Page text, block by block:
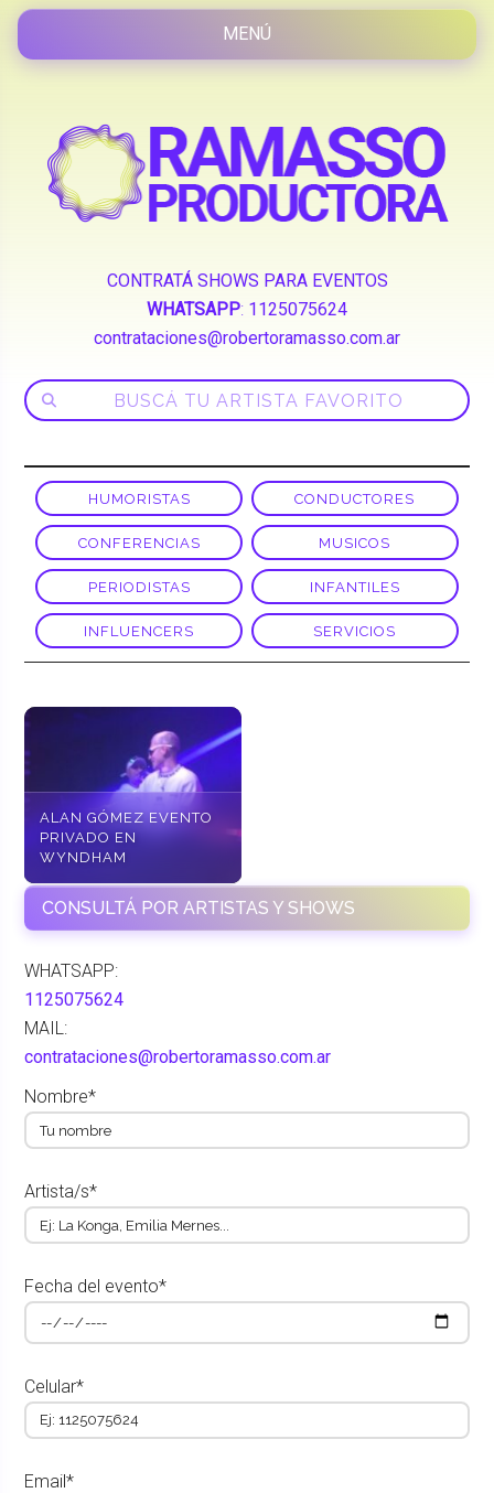
CONTRATÁ SHOWS PARA EVENTOS
WHATSAPP: 1125075624
contrataciones@robertoramasso.com.ar
HUMORISTAS CONDUCTORES
CONFERENCIAS MUSICOS
PERIODISTAS INFANTILES
INFLUENCERS SERVICIOS
ALAN GÓMEZ EVENTO
PRIVADO EN
WYNDHAM
CONSULTÁ POR ARTISTAS Y SHOWS
WHATSAPP:
1125075624
MAIL:
contrataciones@robertoramasso.com.ar
Nombre*
Artista/s*
Fecha del evento*
Celular*
Email*